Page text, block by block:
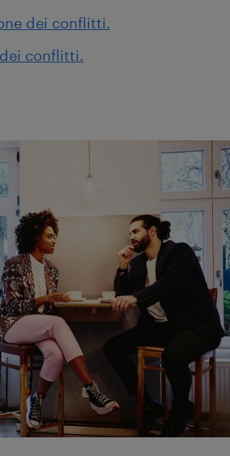
dei conflitti.
conflitti.